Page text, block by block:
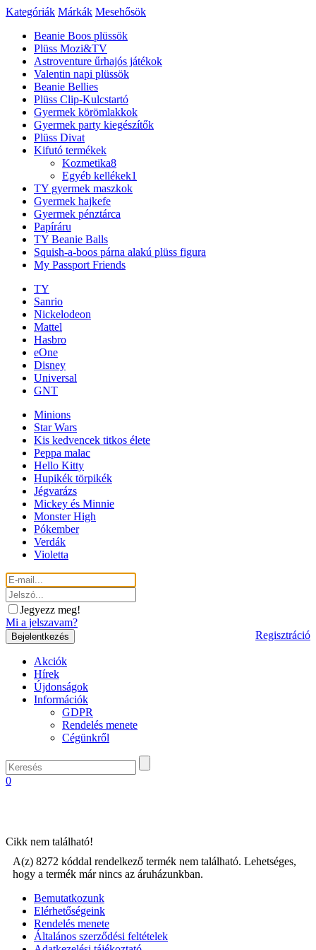
Kategóriák Márkák Mesehősök
Beanie Boos plüssök
Plüss Mozi&TV
Astroventure űrhajós játékok
Valentin napi plüssök
Beanie Bellies
Plüss Clip-Kulcstartó
Gyermek körömlakkok
Gyermek party kiegészítők
Plüss Divat
Kifutó termékek
Kozmetika8
Egyéb kellékek1
TY gyermek maszkok
Gyermek hajkefe
Gyermek pénztárca
Papíráru
TY Beanie Balls
Squish-a-boos párna alakú plüss figura
My Passport Friends
TY
Sanrio
Nickelodeon
Mattel
Hasbro
eOne
Disney
Universal
GNT
Minions
Star Wars
Kis kedvencek titkos élete
Peppa malac
Hello Kitty
Hupikék törpikék
Jégvarázs
Mickey és Minnie
Monster High
Pókember
Verdák
Violetta
Jegyezz meg!
Mi a jelszavam?
Regisztráció
Akciók
Hírek
Újdonságok
Információk
GDPR
Rendelés menete
Cégünkről
0
Cikk nem található!
A(z) 8272 kóddal rendelkező termék nem található. Lehetséges,
hogy a termék már nincs az áruházunkban.
Bemutatkozunk
Elérhetőségeink
Rendelés menete
Általános szerződési feltételek